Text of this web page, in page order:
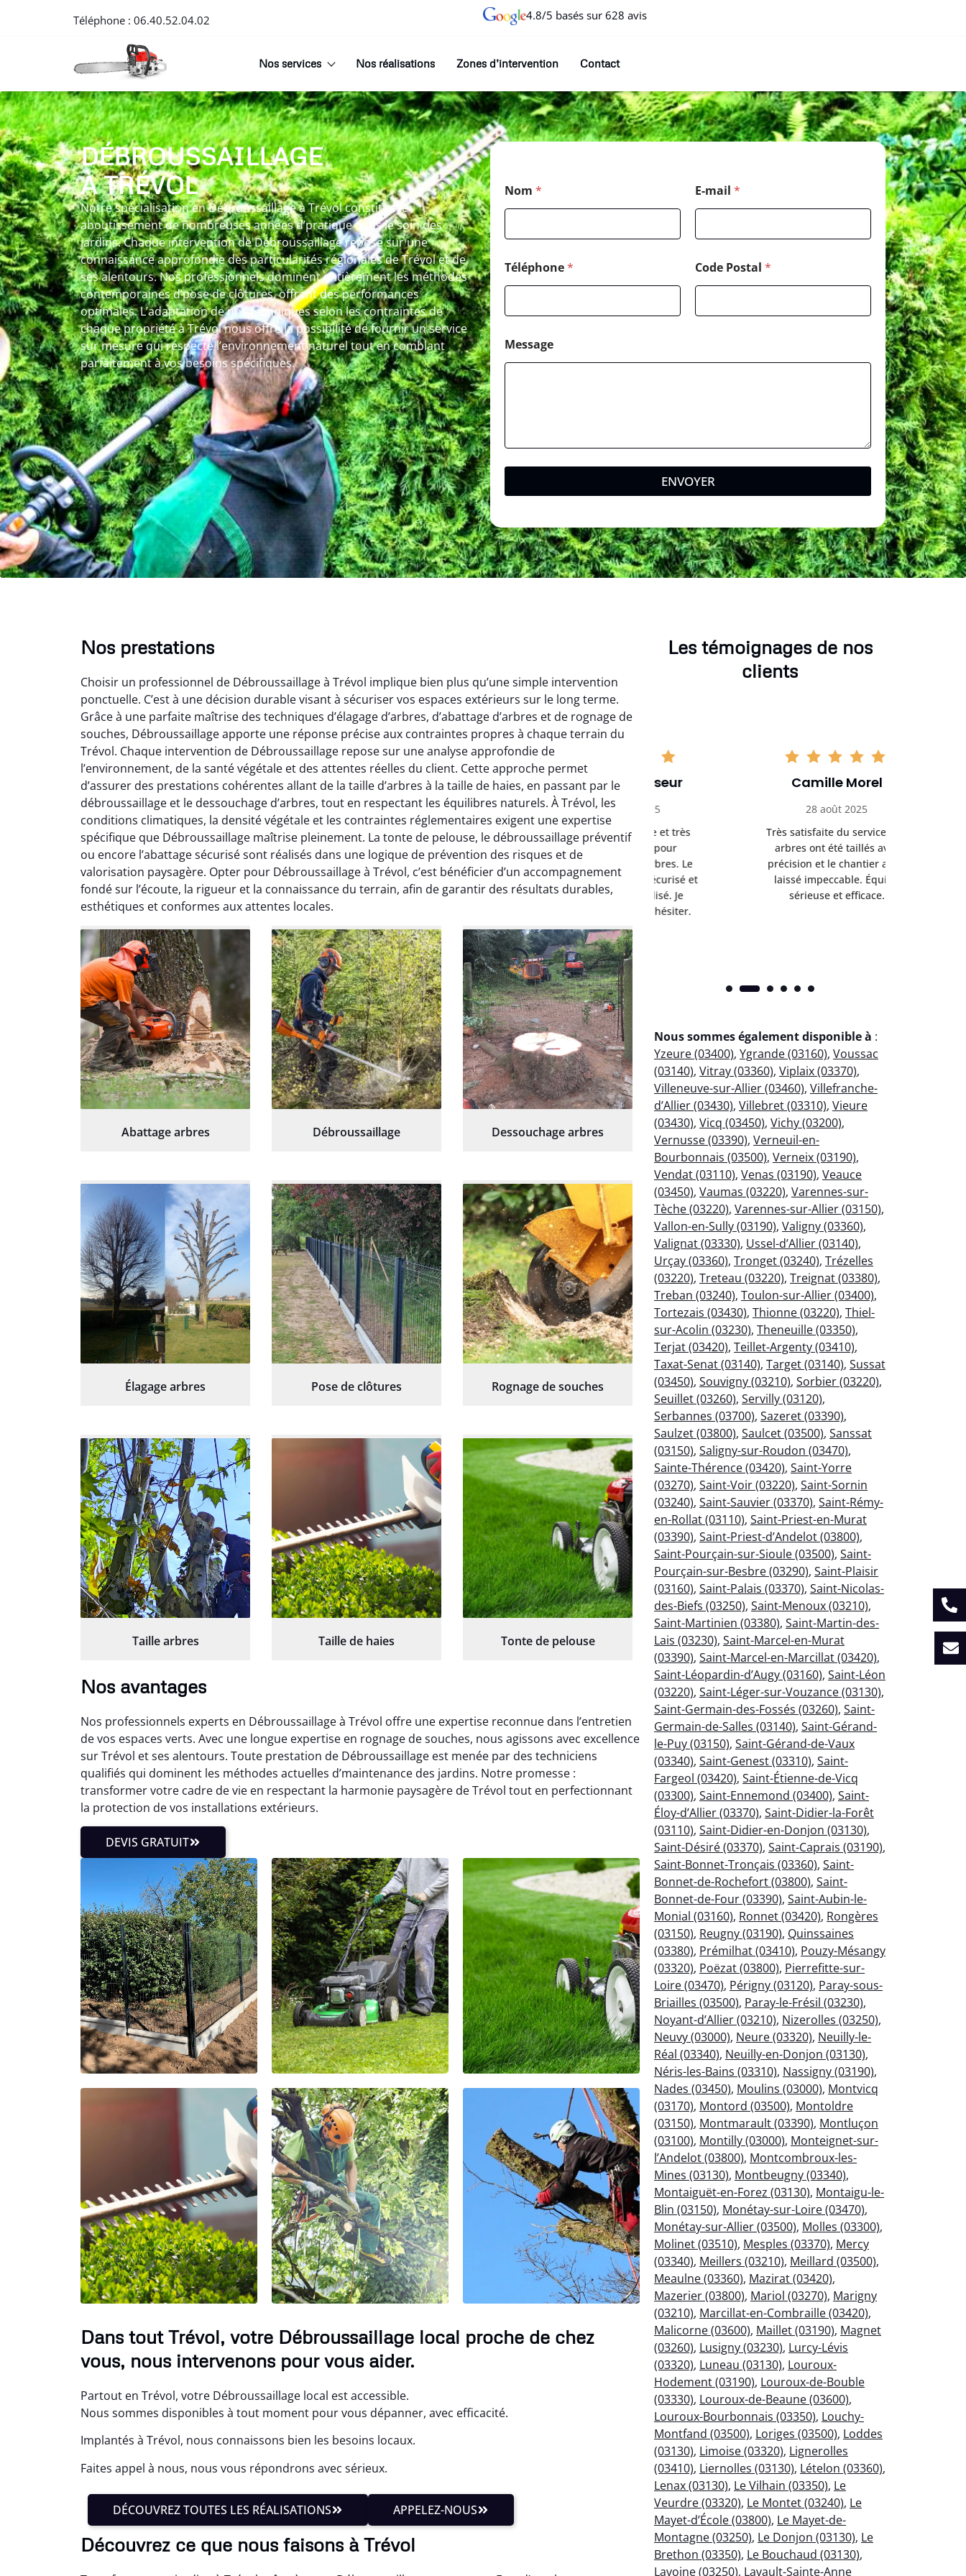
Téléphone : 06.40.52.04.02 4.8/5 basés sur 628 avis
Nos services Nos réalisations Zones d’intervention Contact
DÉBROUSSAILLAGE
À TRÉVOL
Notre spécialisation en Débroussaillage à Trévol constitue le
aboutissement de nombreuses années d’pratique dans le soin des
jardins. Chaque intervention de Débroussaillage repose sur une
connaissance approfondie des particularités régionales de Trévol et de
ses alentours. Nos professionnels dominent entièrement les méthodes
contemporaines d’pose de clôtures, offrant des performances
optimales. L’adaptation de nos techniques selon les contraintes de
chaque propriété à Trévol nous offre la possibilité de fournir un service
sur mesure qui respecte l’environnement naturel tout en comblant
parfaitement à vos besoins spécifiques.
Nom * E-mail *
Téléphone* Code Postal *
Message
ENVOYER
Nos prestations
Choisir un professionnel de Débroussaillage à Trévol implique bien plus qu’une simple intervention
ponctuelle. C’est à une décision durable visant à sécuriser vos espaces extérieurs sur le long terme.
Grâce à une parfaite maîtrise des techniques d’élagage d’arbres, d’abattage d’arbres et de rognage de
souches, Débroussaillage apporte une réponse précise aux contraintes propres à chaque terrain du
Trévol. Chaque intervention de Débroussaillage repose sur une analyse approfondie de
l’environnement, de la santé végétale et des attentes réelles du client. Cette approche permet
d’assurer des prestations cohérentes allant de la taille d’arbres à la taille de haies, en passant par le
débroussaillage et le dessouchage d’arbres, tout en respectant les équilibres naturels. À Trévol, les
conditions climatiques, la densité végétale et les contraintes réglementaires exigent une expertise
spécifique que Débroussaillage maîtrise pleinement. La tonte de pelouse, le débroussaillage préventif
ou encore l’abattage sécurisé sont réalisés dans une logique de prévention des risques et de
valorisation paysagère. Opter pour Débroussaillage à Trévol, c’est bénéficier d’un accompagnement
fondé sur l’écoute, la rigueur et la connaissance du terrain, afin de garantir des résultats durables,
esthétiques et conformes aux attentes locales.
Abattage arbres Débroussaillage Dessouchage arbres
Élagage arbres Pose de clôtures Rognage de souches
Taille arbres Taille de haies Tonte de pelouse
Nos avantages
Nos professionnels experts en Débroussaillage à Trévol offre une expertise reconnue dans l’entretien
de vos espaces verts. Avec une longue expertise en rognage de souches, nous agissons avec excellence
sur Trévol et ses alentours. Toute prestation de Débroussaillage est menée par des techniciens
qualifiés qui dominent les méthodes actuelles d’maintenance des jardins. Notre promesse :
transformer votre cadre de vie en respectant la harmonie paysagère de Trévol tout en perfectionnant
la protection de vos installations extérieurs.
DEVIS GRATUIT
Dans tout Trévol, votre Débroussaillage local proche de chez
vous, nous intervenons pour vous aider.
Partout en Trévol, votre Débroussaillage local est accessible.
Nous sommes disponibles à tout moment pour vous dépanner, avec efficacité.
Implantés à Trévol, nous connaissons bien les besoins locaux.
Faites appel à nous, nous vous répondrons avec sérieux.
DÉCOUVREZ TOUTES LES RÉALISATIONS APPELEZ-NOUS
Découvrez ce que nous faisons à Trévol
Les témoignages de nos
clients
Soraya Benali
07 février 2026
Service irréprochable du
début à la fin. Les arbres ont
été parfaitement entretenus
et le nettoyage après
intervention est impeccable.
Je recommande vivement.
Léandro Vasseur
12 juillet 2025
Intervention rapide et très
professionnelle pour
l’élagage de mes arbres. Le
travail est propre, sécurisé et
parfaitement réalisé. Je
Camille Morel
Très satisfaite du service. Les
arbres ont été taillés avec
précision et le chantier a été
laissé impeccable. Équipe
sérieuse et efficace.
Nous sommes également disponible à :
Yzeure (03400), Ygrande (03160), Voussac
(03140), Vitray (03360), Viplaix (03370),
Villeneuve-sur-Allier (03460), Villefranche-
d’Allier (03430), Villebret (03310), Vieure
(03430), Vicq (03450), Vichy (03200),
Vernusse (03390), Verneuil-en-
Bourbonnais (03500), Verneix (03190),
Vendat (03110), Venas (03190), Veauce
(03450), Vaumas (03220), Varennes-sur-
Tèche (03220), Varennes-sur-Allier (03150),
Vallon-en-Sully (03190), Valigny (03360),
Valignat (03330), Ussel-d’Allier (03140),
Urçay (03360), Tronget (03240), Trézelles
(03220), Treteau (03220), Treignat (03380),
Treban (03240), Toulon-sur-Allier (03400),
Tortezais (03430), Thionne (03220), Thiel-
sur-Acolin (03230), Theneuille (03350),
Terjat (03420), Teillet-Argenty (03410),
Taxat-Senat (03140), Target (03140), Sussat
(03450), Souvigny (03210), Sorbier (03220),
Seuillet (03260), Servilly (03120),
Serbannes (03700), Sazeret (03390),
Saulzet (03800), Saulcet (03500), Sanssat
(03150), Saligny-sur-Roudon (03470),
Sainte-Thérence (03420), Saint-Yorre
(03270), Saint-Voir (03220), Saint-Sornin
(03240), Saint-Sauvier (03370), Saint-Rémy-
en-Rollat (03110), Saint-Priest-en-Murat
(03390), Saint-Priest-d’Andelot (03800),
Saint-Pourçain-sur-Sioule (03500), Saint-
Pourçain-sur-Besbre (03290), Saint-Plaisir
(03160), Saint-Palais (03370), Saint-Nicolas-
des-Biefs (03250), Saint-Menoux (03210),
Saint-Martinien (03380), Saint-Martin-des-
Lais (03230), Saint-Marcel-en-Murat
(03390), Saint-Marcel-en-Marcillat (03420),
Saint-Léopardin-d’Augy (03160), Saint-Léon
(03220), Saint-Léger-sur-Vouzance (03130),
Saint-Germain-des-Fossés (03260), Saint-
Germain-de-Salles (03140), Saint-Gérand-
le-Puy (03150), Saint-Gérand-de-Vaux
(03340), Saint-Genest (03310), Saint-
Fargeol (03420), Saint-Étienne-de-Vicq
(03300), Saint-Ennemond (03400), Saint-
Éloy-d’Allier (03370), Saint-Didier-la-Forêt
(03110), Saint-Didier-en-Donjon (03130),
Saint-Désiré (03370), Saint-Caprais (03190),
Saint-Bonnet-Tronçais (03360), Saint-
Bonnet-de-Rochefort (03800), Saint-
Bonnet-de-Four (03390), Saint-Aubin-le-
Monial (03160), Ronnet (03420), Rongères
(03150), Reugny (03190), Quinssaines
(03380), Prémilhat (03410), Pouzy-Mésangy
(03320), Poëzat (03800), Pierrefitte-sur-
Loire (03470), Périgny (03120), Paray-sous-
Briailles (03500), Paray-le-Frésil (03230),
Noyant-d’Allier (03210), Nizerolles (03250),
Neuvy (03000), Neure (03320), Neuilly-le-
Réal (03340), Neuilly-en-Donjon (03130),
Néris-les-Bains (03310), Nassigny (03190),
Nades (03450), Moulins (03000), Montvicq
(03170), Montord (03500), Montoldre
(03150), Montmarault (03390), Montluçon
(03100), Montilly (03000), Monteignet-sur-
l’Andelot (03800), Montcombroux-les-
Mines (03130), Montbeugny (03340),
Montaiguët-en-Forez (03130), Montaigu-le-
Blin (03150), Monétay-sur-Loire (03470),
Monétay-sur-Allier (03500), Molles (03300),
Molinet (03510), Mesples (03370), Mercy
(03340), Meillers (03210), Meillard (03500),
Meaulne (03360), Mazirat (03420),
Mazerier (03800), Mariol (03270), Marigny
(03210), Marcillat-en-Combraille (03420),
Malicorne (03600), Maillet (03190), Magnet
(03260), Lusigny (03230), Lurcy-Lévis
(03320), Luneau (03130), Louroux-
Hodement (03190), Louroux-de-Bouble
(03330), Louroux-de-Beaune (03600),
Louroux-Bourbonnais (03350), Louchy-
Montfand (03500), Loriges (03500), Loddes
(03130), Limoise (03320), Lignerolles
(03410), Liernolles (03130), Lételon (03360),
Lenax (03130), Le Vilhain (03350), Le
Veurdre (03320), Le Montet (03240), Le
Mayet-d’École (03800), Le Mayet-de-
Montagne (03250), Le Donjon (03130), Le
Brethon (03350), Le Bouchaud (03130),
Lavoine (03250), Lavault-Sainte-Anne